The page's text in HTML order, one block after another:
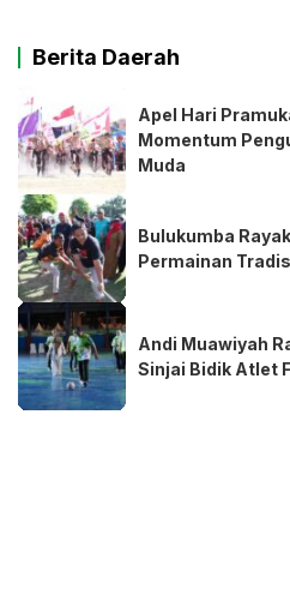
Berita Daerah
Apel Hari
Momentum
Muda
Bulukumba
Permainan
Andi Muawiyah
Sinjai Bidik Atlet